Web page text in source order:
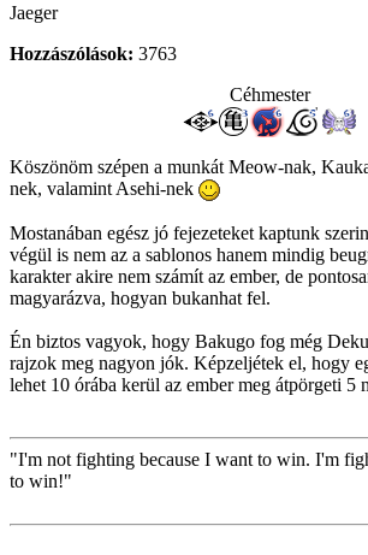
Jaeger
Hozzászólások: 3763
Céhmester
Köszönöm szépen a munkát Meow-nak,
nek, valamint Asehi-nek
Mostanában egész jó fejezeteket kaptunk
végül is nem az a sablonos hanem mindig
karakter akire nem számít az ember, de
magyarázva, hogyan bukanhat fel.
Én biztos vagyok, hogy Bakugo fog még
rajzok meg nagyon jók. Képzeljétek el, hogy
lehet 10 órába kerül az ember meg átpörgeti 5
"I'm not fighting because I want to win. I'm
to win!"